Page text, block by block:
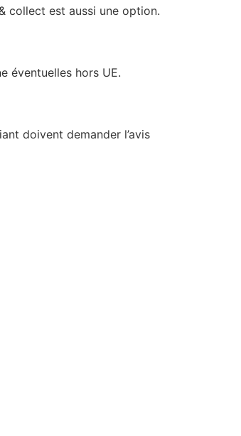
collect est aussi une option.
éventuelles hors UE.
doivent demander l’avis